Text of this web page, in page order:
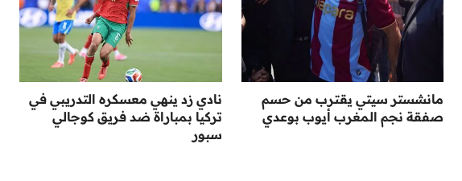
مانشستر سيتي يقترب من حسم
صفقة نجم المغرب أيوب بوعدي
نادي زد ينهي معسكره التدريبي في
تركيا بمباراة ضد فريق كوجالي
سبور